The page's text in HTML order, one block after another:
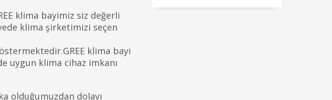
klima bayimiz siz değerli
klima şirketimizi seçen
klima bayi
uygun klima cihaz imkanı
olduğumuzdan dolayı